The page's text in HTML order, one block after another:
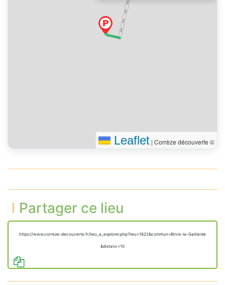
Leaflet | Corrèze découverte ©
Partager ce lieu
https://www.correze-decouverte.fr/lieu_a_explorer.php?lieu=1622&commun=Brive-la-Gaillarde
&distanc=10